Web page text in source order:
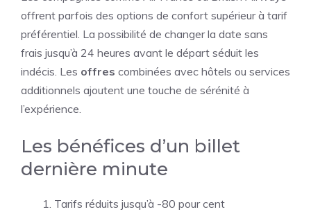
offrent parfois des options de confort supérieur à tarif
préférentiel. La possibilité de changer la date sans
frais jusqu’à 24 heures avant le départ séduit les
indécis. Les offres combinées avec hôtels ou services
additionnels ajoutent une touche de sérénité à
l’expérience.
Les bénéfices d’un billet
dernière minute
Tarifs réduits jusqu’à -80 pour cent